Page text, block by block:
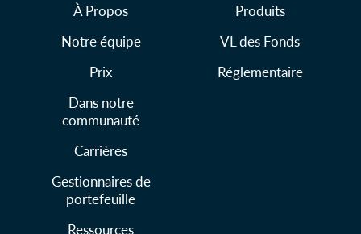
À Propos
Notre équipe
Prix
Dans notre
communauté
Carrières
Produits
VL des Fonds
Réglementaire
Gestionnaires de
portefeuille
Ressources